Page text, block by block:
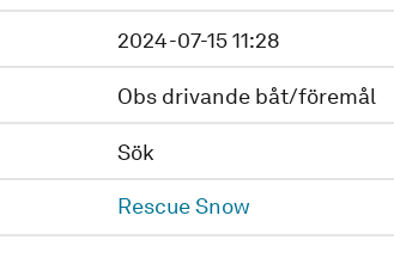
2024-07-15 11:28
Obs drivande båt/föremål
Sök
Rescue Snow